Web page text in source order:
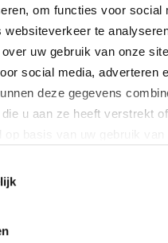
om functies voor social
websiteverkeer te
uw gebruik van onze
social media, adverteren
deze gegevens
u aan ze heeft verstrekt
een begeleider